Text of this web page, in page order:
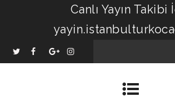
Canlı Yayın Takibi